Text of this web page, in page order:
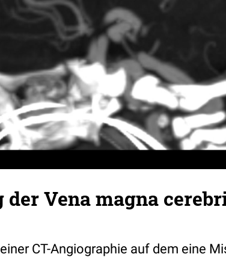
Vena magna
CT-Angiographie auf dem eine